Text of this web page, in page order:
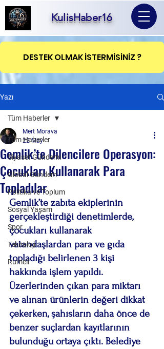
KulisHaber16
DESTEK OLMAK İSTERMİSİNİZ ?
Yazı
Tüm Haberler
Siyaset Gündemi
Global Gündem
Politika ve Toplum
Sosyal Yaşam
Spor
Teknoloji
Rumeli
Tüm Haberler
Gemlik’te Dilencilere Operasyon:
Çocukları Kullanarak Para
Topladılar
Mert Morava
22 May
Gemlik’te zabıta ekiplerinin
gerçekleştirdiği denetimlerde,
çocukları kullanarak
vatandaşlardan para ve gıda
topladığı belirlenen 3 kişi
hakkında işlem yapıldı.
Üzerlerinden çıkan para miktarı
ve alınan ürünlerin değeri dikkat
çekerken, şahısların daha önce de
benzer suçlardan kayıtlarının
bulunduğu ortaya çıktı. Belediye